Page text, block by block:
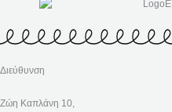
Διεύθυνση
Ζώη Καπλάνη 10,